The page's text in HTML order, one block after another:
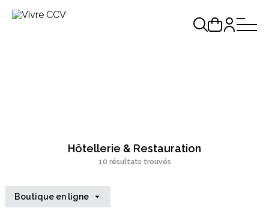
Hôtellerie & Restauration
10 résultats trouvés
Boutique en ligne